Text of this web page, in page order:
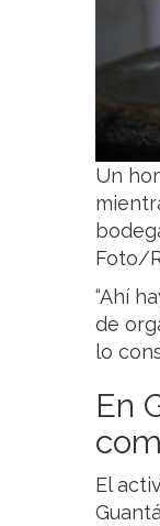
Un
Foto/
“Ahí
de
lo
En
El